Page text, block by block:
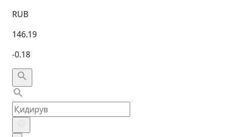
RUB
146.19
-0.18